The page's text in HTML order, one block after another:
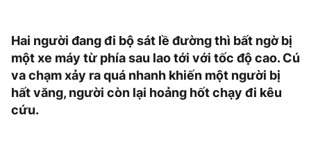
Hai người đang đi bộ sát lề đường thì bất ngờ bị
một xe máy từ phía sau lao tới với tốc độ cao. Cú
va chạm xảy ra quá nhanh khiến một người bị
hất văng, người còn lại hoảng hốt chạy đi kêu
cứu.